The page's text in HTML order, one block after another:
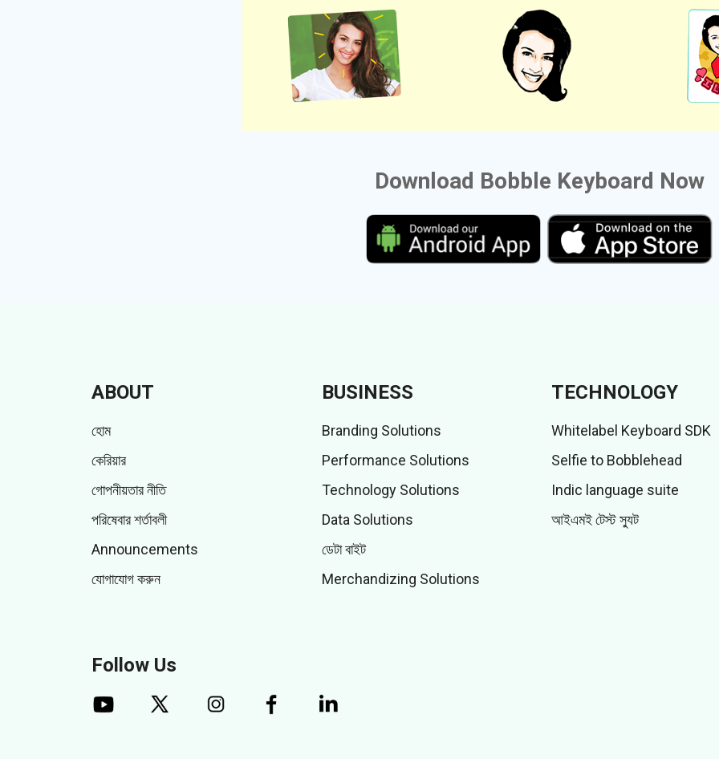
Download Bobble Keyboard Now
ABOUT
হোম
কেরিয়ার
গোপনীয়তার নীতি
পরিষেবার শর্তাবলী
Announcements
যোগাযোগ করুন
BUSINESS
Branding Solutions
Performance Solutions
Technology Solutions
Data Solutions
ডেটা বাইট
Merchandizing Solutions
TECHNOLOGY
Whitelabel Keyboard SDK
Selfie to Bobblehead
Indic language suite
আইএমই টেস্ট স্যুট
Follow Us